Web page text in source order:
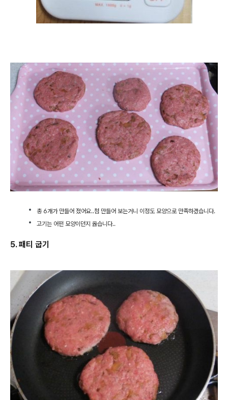
총 6개가 만들어 졌어요..첨 만들어 보는거니 이정도 모양으로 만족하겠습니다.
고기는 어떤 모양이던지 옳습니다..
5. 패티 굽기